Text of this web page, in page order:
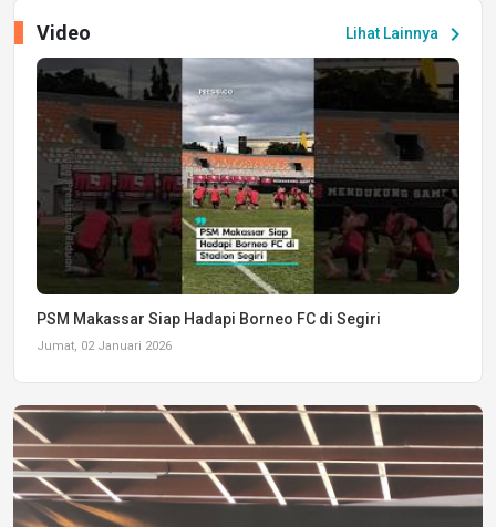
Lihat Lainnya chevron_right
Video
PSM Makassar Siap Hadapi Borneo FC di Segiri
Jumat, 02 Januari 2026